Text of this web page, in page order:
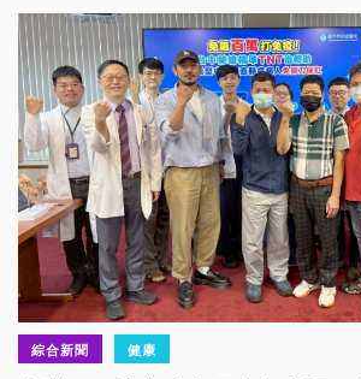
綜合新聞 健康